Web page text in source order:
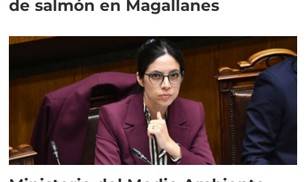
de salmón en Magallanes